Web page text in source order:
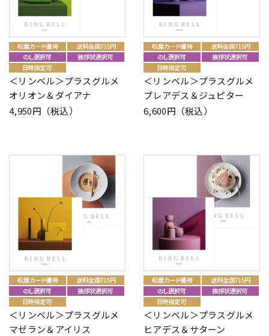
＜リンベル＞プラスグルメ
オリオン＆ダイアナ
4,950円（税込）
＜リンベル＞プラスグルメ
プレアデス＆ジュピター
6,600円（税込）
＜リンベル＞プラスグルメ
マゼラン＆アイリス
＜リンベル＞プラスグルメ
ヒアデス＆サターン